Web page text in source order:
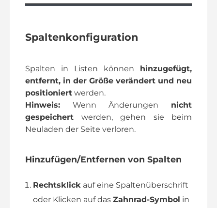
Spaltenkonfiguration
Spalten in Listen können hinzugefügt,
entfernt, in der Größe verändert und neu
positioniert werden.
Hinweis: Wenn Änderungen nicht
gespeichert werden, gehen sie beim
Neuladen der Seite verloren.
Hinzufügen/Entfernen von Spalten
Rechtsklick auf eine Spaltenüberschrift
oder Klicken auf das Zahnrad-Symbol in